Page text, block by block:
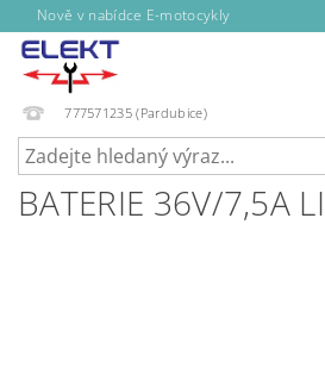
Nově v nabídce E-motocykly
777571235 (Pardubice)
BATERIE 36V/7,5A LI